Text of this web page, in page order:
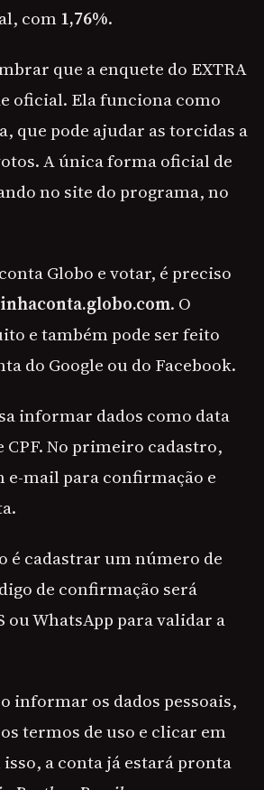
com1,76%.
que a enquete do EXTRA
oficial. Ela funciona como
que pode ajudar as torcidas a
A única forma oficial de
no site do programa, no
Globo e votar, é preciso
. O
e também pode ser feito
do Google ou do Facebook.
informar dados como data
CPF. No primeiro cadastro,
e-mail para confirmação e
é cadastrar um número de
de confirmação será
ou WhatsApp para validar a
informar os dados pessoais,
termos de uso e clicar em
isso, a conta já estará pronta